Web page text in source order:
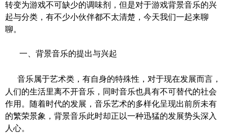
转变为游戏不可缺少的调味剂，但是对于游戏背景音乐的兴
起与分类，有不少小伙伴都不太清楚，今天我们一起来聊
聊。
一、背景音乐的提出与兴起
音乐属于艺术类，有自身的特殊性，对于现在发展而言，
人们的生活里离不开音乐，同时音乐也具有不可替代的社会
作用。随着时代的发展，音乐艺术的多样化呈现出前所未有
的繁荣景象，背景音乐此时却正以一种迅猛的发展势头深入
人心。